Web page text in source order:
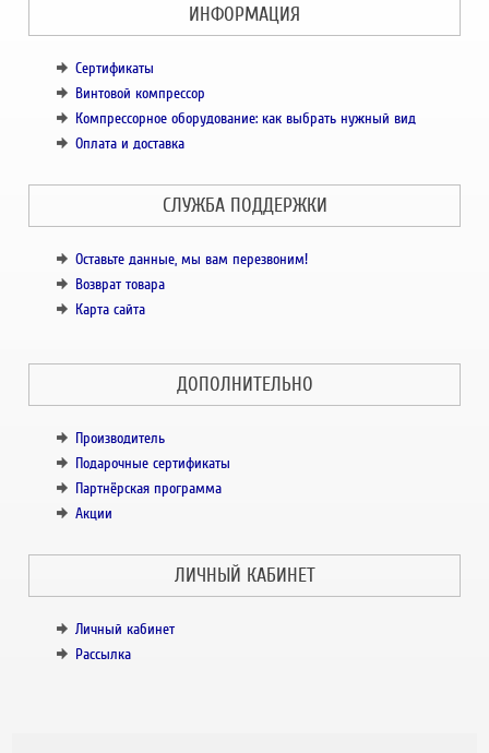
ИНФОРМАЦИЯ
Сертификаты
Винтовой компрессор
Компрессорное оборудование: как выбрать нужный вид
Оплата и доставка
СЛУЖБА ПОДДЕРЖКИ
Оставьте данные, мы вам перезвоним!
Возврат товара
Карта сайта
ДОПОЛНИТЕЛЬНО
Производитель
Подарочные сертификаты
Партнёрская программа
Акции
ЛИЧНЫЙ КАБИНЕТ
Личный кабинет
Рассылка